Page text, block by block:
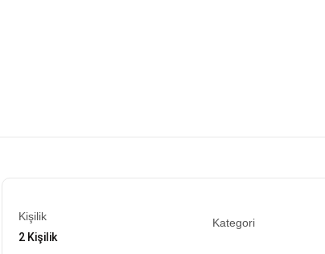
Kişilik
2 Kişilik
Kategori